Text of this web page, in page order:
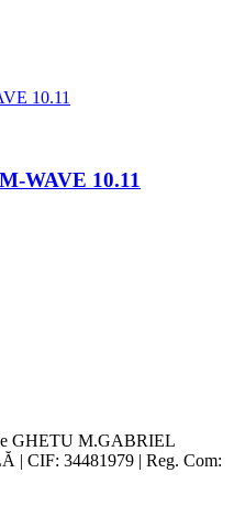
WAVE 10.11
GHETU M.GABRIEL
CIF: 34481979 | Reg. Com: